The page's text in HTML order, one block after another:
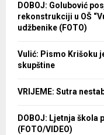
DOBOJ: Golubović
rekonstrukciji u OŠ
udžbenike (FOTO)
Vulić: Pismo Krišoku
skupštine
VRIJEME: Sutra
DOBOJ: Ljetnja škola
(FOTO/VIDEO)